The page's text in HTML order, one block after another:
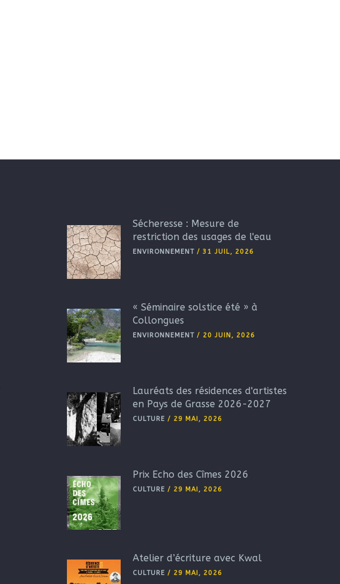
Sécheresse : Mesure de
restriction des usages de l'eau
ENVIRONNEMENT / 31 JUIL, 2026
« Séminaire solstice été » à
Collongues
ENVIRONNEMENT / 20 JUIN, 2026
Lauréats des résidences d'artistes
en Pays de Grasse 2026-2027
CULTURE / 29 MAI, 2026
Prix Echo des Cîmes 2026
CULTURE / 29 MAI, 2026
Atelier d’écriture avec Kwal
CULTURE / 29 MAI, 2026